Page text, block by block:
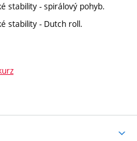
stability - spirálový pohyb.
stability - Dutch roll.